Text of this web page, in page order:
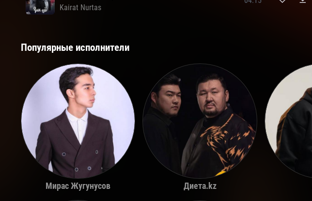
Kairat Nurtas
Популярные исполнители
Мирас Жугунусов Диета.kz